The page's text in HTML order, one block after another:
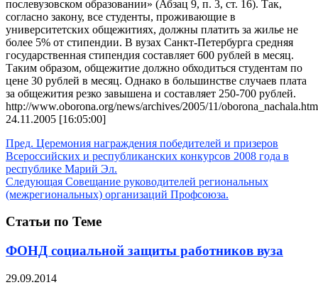
послевузовском образовании» (Абзац 9, п. 3, ст. 16). Так,
согласно закону, все студенты, проживающие в
университетских общежитиях, должны платить за жилье не
более 5% от стипендии. В вузах Санкт-Петербурга средняя
государственная стипендия составляет 600 рублей в месяц.
Таким образом, общежитие должно обходиться студентам по
цене 30 рублей в месяц. Однако в большинстве случаев плата
за общежития резко завышена и составляет 250-700 рублей.
http://www.oborona.org/news/archives/2005/11/
24.11.2005 [16:05:00]
Пред. Церемония награждения победителей и призеров
Всероссийских и республиканских конкурсов 2008 года в
республике Марий Эл.
Следующая Совещание руководителей региональных
(межрегиональных) организаций Профсоюза.
Статьи по Теме
ФОНД социальной защиты работников вуза
29.09.2014